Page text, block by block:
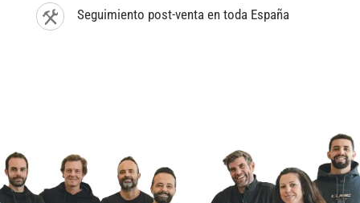
Seguimiento post-venta en toda España